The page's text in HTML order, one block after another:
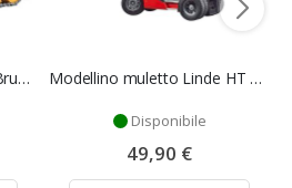
Cat Bulldozer Con Pala - Bruder Modellino muletto Linde HT 160 con pallet - Bruder
Disponibile
49,90 €